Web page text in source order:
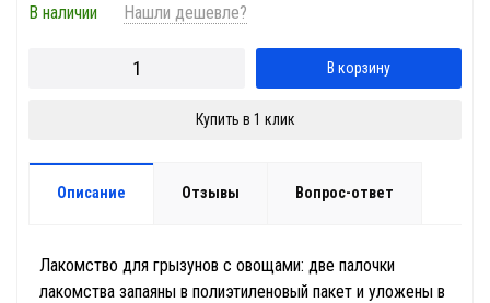
В наличии Нашли дешевле?
В корзину
Купить в 1 клик
Описание Отзывы Вопрос-ответ
Лакомство для грызунов с овощами: две палочки
лакомства запаяны в полиэтиленовый пакет и уложены в